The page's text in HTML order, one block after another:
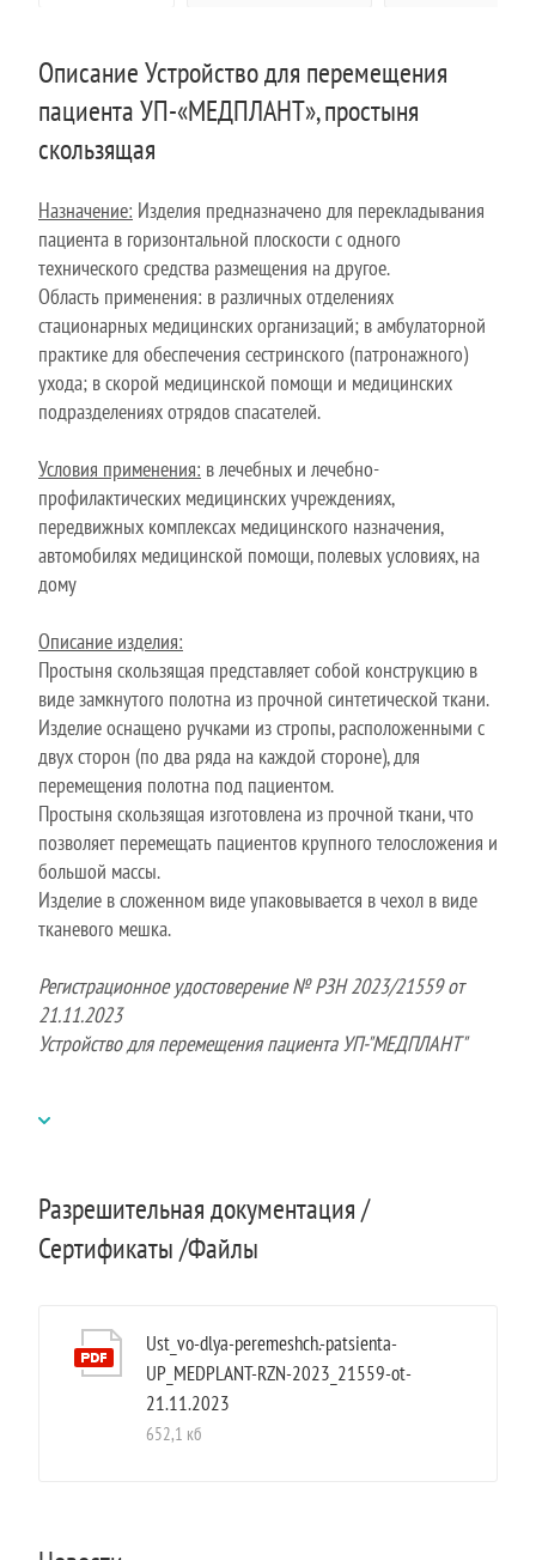
Описание Устройство для перемещения
пациента УП-«МЕДПЛАНТ», простыня
скользящая
Назначение: Изделия предназначено для перекладывания
пациента в горизонтальной плоскости с одного
технического средства размещения на другое.
Область применения: в различных отделениях
стационарных медицинских организаций; в амбулаторной
практике для обеспечения сестринского (патронажного)
ухода; в скорой медицинской помощи и медицинских
подразделениях отрядов спасателей.
Условия применения: в лечебных и лечебно-
профилактических медицинских учреждениях,
передвижных комплексах медицинского назначения,
автомобилях медицинской помощи, полевых условиях, на
дому
Описание изделия:
Простыня скользящая представляет собой конструкцию в
виде замкнутого полотна из прочной синтетической ткани.
Изделие оснащено ручками из стропы, расположенными с
двух сторон (по два ряда на каждой стороне), для
перемещения полотна под пациентом.
Простыня скользящая изготовлена из прочной ткани, что
позволяет перемещать пациентов крупного телосложения и
большой массы.
Изделие в сложенном виде упаковывается в чехол в виде
тканевого мешка.
Регистрационное удостоверение № РЗН 2023/21559 от
21.11.2023
Устройство для перемещения пациента УП-"МЕДПЛАНТ"
Разрешительная документация /
Сертификаты /Файлы
Ust_vo-dlya-peremeshch.-patsienta-
UP_MEDPLANT-RZN-2023_21559-ot-
21.11.2023
652,1 кб